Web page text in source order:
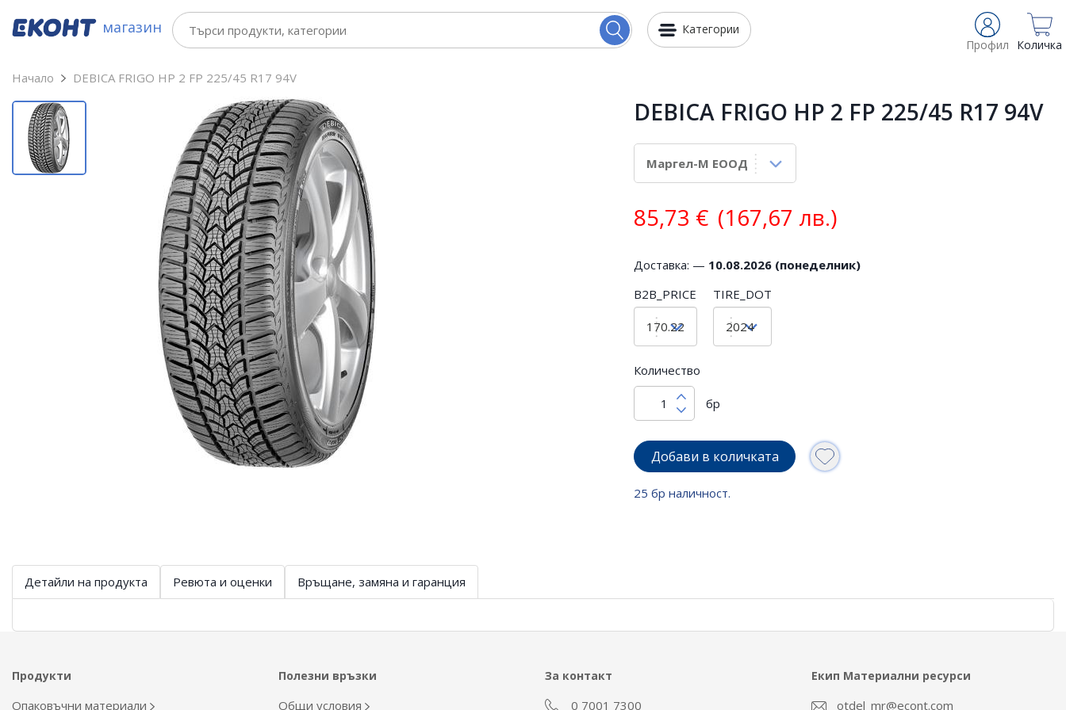
магазин
Профил Количка
Категории
Начало DEBICA FRIGO HP 2 FP 225/45 R17 94V
DEBICA FRIGO HP 2 FP 225/45 R17 94V
85,73 € (167,67 лв.)
Доставка: — 10.08.2026 (понеделник)
B2B_PRICE
TIRE_DOT
Количество
бр
Добави в количката
25 бр наличност.
Детайли на продукта Ревюта и оценки Връщане, замяна и гаранция
Продукти
Опаковъчни материали
Полезни връзки
Общи условия
За контакт
0 7001 7300
Екип Материални ресурси
otdel_mr@econt.com